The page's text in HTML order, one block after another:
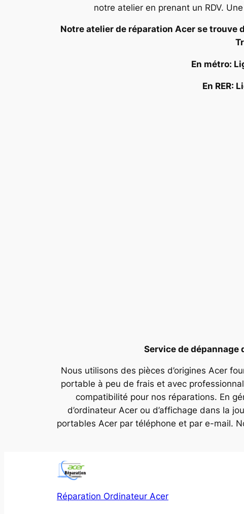
notre atelier en prenant un RDV.
Notre atelier de réparation Acer se trouve
En métro:
En RER:
Service de dépannage
Nous utilisons des pièces d’origines Acer
portable à peu de frais et avec
compatibilité pour nos réparations. En
d’ordinateur Acer ou d’affichage dans la
portables Acer par téléphone et par e-mail.
Réparation Ordinateur Acer